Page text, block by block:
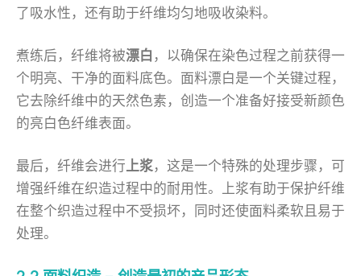
了吸水性，还有助于纤维均匀地吸收染料。
煮练后，纤维将被漂白 ，以确保在染色过程之前获得一
个明亮、干净的面料底色。面料漂白是一个关键过程，
它去除纤维中的天然色素，创造一个准备好接受新颜色
的亮白色纤维表面。
最后，纤维会进行上浆，这是一个特殊的处理步骤，可
增强纤维在织造过程中的耐用性。上浆有助于保护纤维
在整个织造过程中不受损坏，同时还使面料柔软且易于
处理。